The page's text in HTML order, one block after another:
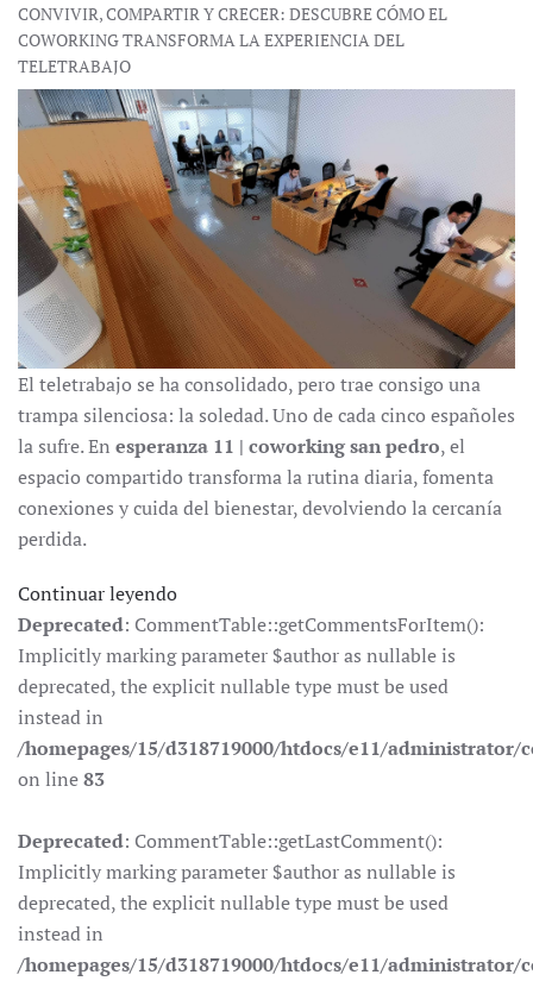
CONVIVIR, COMPARTIR Y CRECER: DESCUBRE CÓMO EL
COWORKING TRANSFORMA LA EXPERIENCIA DEL
TELETRABAJO
El teletrabajo se ha consolidado, pero trae consigo una
trampa silenciosa: la soledad. Uno de cada cinco españoles
la sufre. En esperanza 11 | coworking san pedro, el
espacio compartido transforma la rutina diaria, fomenta
conexiones y cuida del bienestar, devolviendo la cercanía
perdida.
Continuar leyendo
Deprecated: CommentTable::getCommentsForItem():
Implicitly marking parameter $author as nullable is
deprecated, the explicit nullable type must be used
instead in
/homepages/15/d318719000/htdocs/e11/
on line83
Deprecated: CommentTable::getLastComment():
Implicitly marking parameter $author as nullable is
deprecated, the explicit nullable type must be used
instead in
/homepages/15/d318719000/htdocs/e11/